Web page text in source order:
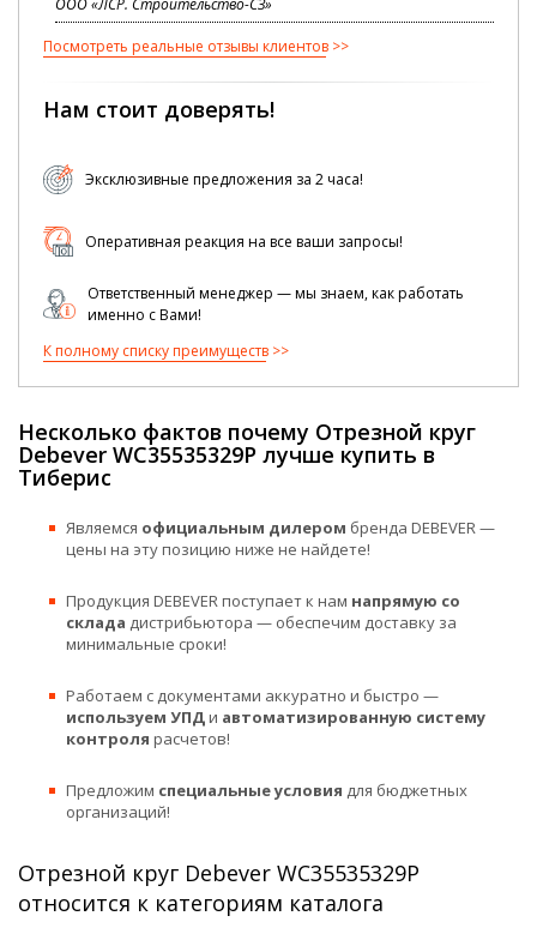
Посмотреть реальные отзывы клиентов
Нам стоит доверять!
Эксклюзивные предложения за 2 часа!
Оперативная реакция на все ваши запросы!
Ответственный менеджер — мы знаем, как работать
именно с Вами!
К полному списку преимуществ
Несколько фактов почему Отрезной круг
Debever WC35535329P лучше купить в
Тиберис
Являемся официальным дилером бренда DEBEVER —
цены на эту позицию ниже не найдете!
Продукция DEBEVER поступает к нам напрямую со
склада дистрибьютора — обеспечим доставку за
минимальные сроки!
Работаем с документами аккуратно и быстро —
используем УПДи автоматизированную систему
контроля расчетов!
Предложим специальные условия для бюджетных
организаций!
Отрезной круг Debever WC35535329P
относится к категориям каталога